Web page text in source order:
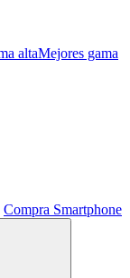
altaMejores gama
Compra Smartphone